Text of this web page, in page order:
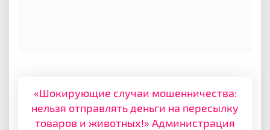
«Шокирующие случаи мошенничества:
нельзя отправлять деньги на пересылку
товаров и животных!» Администрация